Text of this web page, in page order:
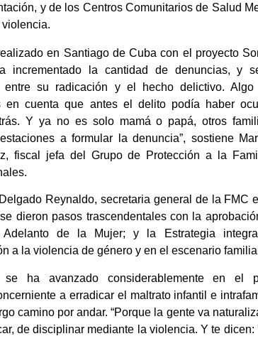
y de los Centros Comunitarios de Salud
en Santiago de Cuba con el proyecto
incrementado la cantidad de denuncias, y
entre su radicación y el hecho delictivo. Algo
en cuenta que antes el delito podía haber
Y ya no es solo mamá o papá, otros
a formular la denuncia”, sostiene
fiscal jefa del Grupo de Protección a la
Reynaldo, secretaria general de la FMC
dieron pasos trascendentales con la
Adelanto de la Mujer; y la Estrategia
a la violencia de género y en el escenario
ha avanzado considerablemente en el
a erradicar el maltrato infantil e
camino por andar. “Porque la gente va
de disciplinar mediante la violencia. Y te dicen: